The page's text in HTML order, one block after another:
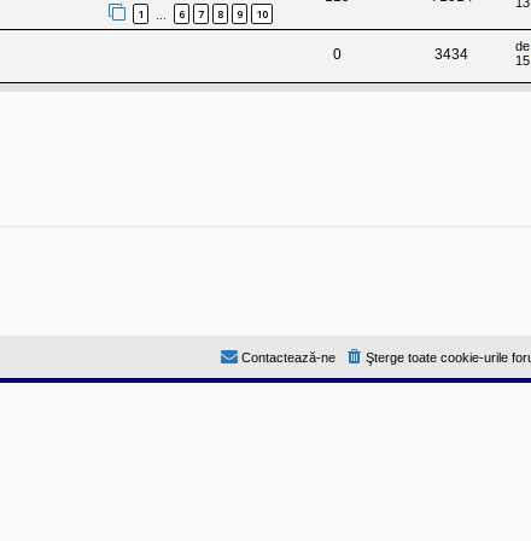
1 6 7 8 9 10
0 3434 de
Şterge toate cookie-urile
Contactează-ne